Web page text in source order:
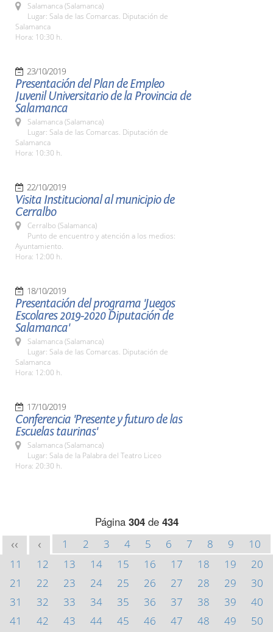
Salamanca (Salamanca)
Lugar: Sala de las Comarcas. Diputación de
Salamanca
Hora: 10:30 h.
23/10/2019
Presentación del Plan de Empleo
Juvenil Universitario de la Provincia de
Salamanca
Salamanca (Salamanca)
Lugar: Sala de las Comarcas. Diputación de
Salamanca
Hora: 10:30 h.
22/10/2019
Visita Institucional al municipio de
Cerralbo
Cerralbo (Salamanca)
Punto de encuentro y atención a los medios:
Ayuntamiento.
Hora: 12:00 h.
18/10/2019
Presentación del programa 'Juegos
Escolares 2019-2020 Diputación de
Salamanca'
Salamanca (Salamanca)
Lugar: Sala de las Comarcas. Diputación de
Salamanca
Hora: 12:00 h.
17/10/2019
Conferencia 'Presente y futuro de las
Escuelas taurinas'
Salamanca (Salamanca)
Lugar: Sala de la Palabra del Teatro Liceo
Hora: 20:30 h.
Página 304de 434
<< < 1 2 3 4 5 6 7 8 9
10
11
12 13 14 15 16 17 18 19
20
21
22 23 24 25 26 27 28 29
30
31
32 33 34 35 36 37 38 39
40
41
42 43 44 45 46 47 48 49
50